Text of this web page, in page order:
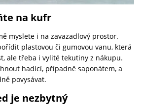
na kufr
myslete i na zavazadlový prostor.
plastovou či gumovou vanu, která
ale třeba i vylité tekutiny z nákupu.
hadicí, případně saponátem, a
povysávat.
je nezbytný